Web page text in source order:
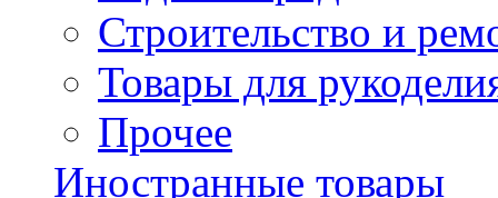
Строительство и
Товары для
Прочее
Иностранные товары